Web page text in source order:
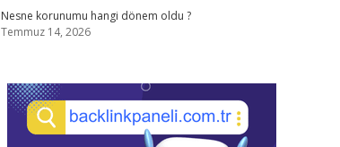
Nesne korunumu hangi dönem oldu ?
Temmuz 14, 2026